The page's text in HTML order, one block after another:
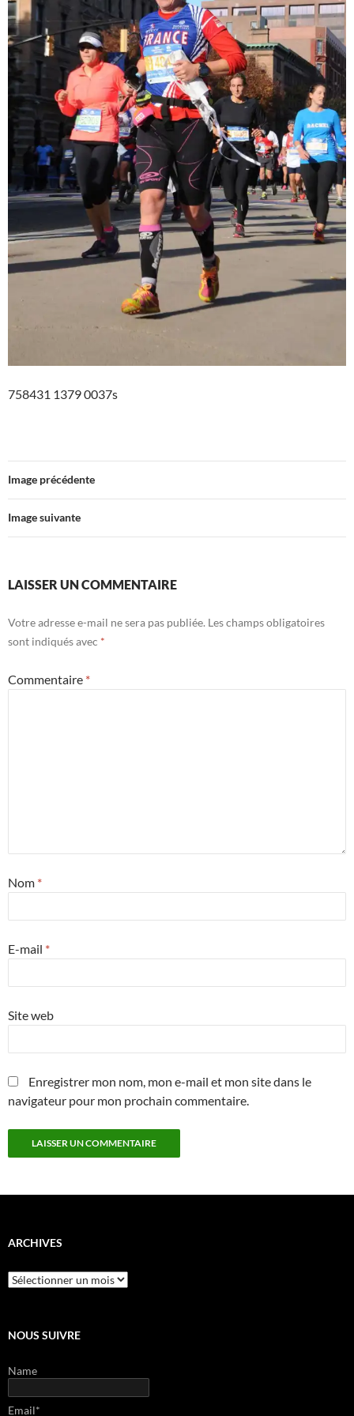
758431 1379 0037s
Image précédente
Image suivante
LAISSER UN COMMENTAIRE
Votre adresse e-mail ne sera pas publiée. Les champs obligatoires
sont indiqués avec *
Commentaire *
Nom *
E-mail *
Site web
Enregistrer mon nom, mon e-mail et mon site dans le
navigateur pour mon prochain commentaire.
ARCHIVES
Archives
NOUS SUIVRE
Name
Email*